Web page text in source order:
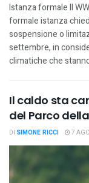
Istanza formale Il
formale istanza
sospensione o
settembre, in
climatiche che
Il caldo sta
del Parco
DI SIMONE RICCI 7